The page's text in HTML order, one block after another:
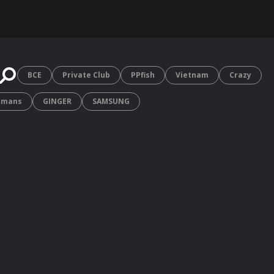
ВСЕ Private Club PPfish Vietnam Crazy
GINGER SAMSUNG